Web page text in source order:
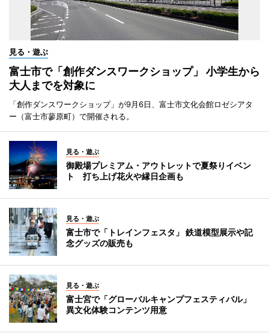
見る・遊ぶ
富士市で「創作ダンスワークショップ」 小学生から
大人までを対象に
「創作ダンスワークショップ」が9月6日、富士市文化会館ロゼシアタ
ー（富士市蓼原町）で開催される。
見る・遊ぶ
御殿場プレミアム・アウトレットで夏祭りイベン
ト 打ち上げ花火や縁日企画も
見る・遊ぶ
富士市で「トレインフェスタ」 鉄道模型展示や記
念グッズの販売も
見る・遊ぶ
富士宮で「グローバルキャンプフェスティバル」
異文化体験コンテンツ用意